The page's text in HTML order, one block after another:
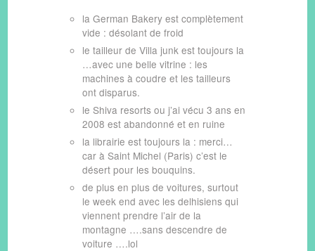
la German Bakery est complètement
vide : désolant de froid
le tailleur de Villa junk est toujours la
…avec une belle vitrine : les
machines à coudre et les tailleurs
ont disparus.
le Shiva resorts ou j’ai vécu 3 ans en
2008 est abandonné et en ruine
la librairie est toujours la : merci…
car à Saint Michel (Paris) c’est le
désert pour les bouquins.
de plus en plus de voitures, surtout
le week end avec les delhisiens qui
viennent prendre l’air de la
montagne ….sans descendre de
voiture ….lol